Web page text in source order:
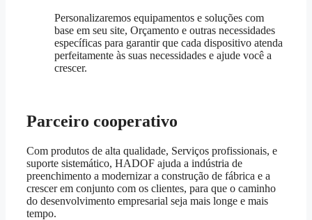
Personalizaremos equipamentos e soluções com
base em seu site, Orçamento e outras necessidades
específicas para garantir que cada dispositivo atenda
perfeitamente às suas necessidades e ajude você a
crescer.
Parceiro cooperativo
Com produtos de alta qualidade, Serviços profissionais, e
suporte sistemático, HADOF ajuda a indústria de
preenchimento a modernizar a construção de fábrica e a
crescer em conjunto com os clientes, para que o caminho
do desenvolvimento empresarial seja mais longe e mais
tempo.